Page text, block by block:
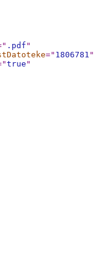
.pdf "
=" 1806781 "
true "